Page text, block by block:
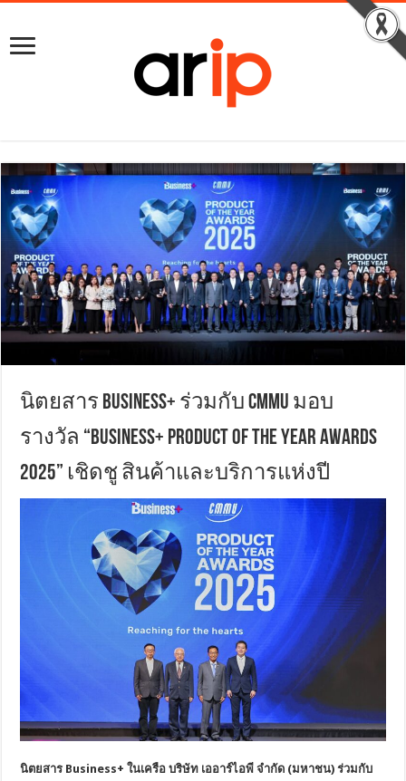
นิตยสาร Business+ ร่วมกับ CMMU มอบ
รางวัล “BUSINESS+ PRODUCT OF THE YEAR AWARDS
2025” เชิดชู สินค้าและบริการแห่งปี
นิตยสาร Business+ ในเครือ บริษัท เออาร์ไอพี จำกัด (มหาชน) ร่วมกับ